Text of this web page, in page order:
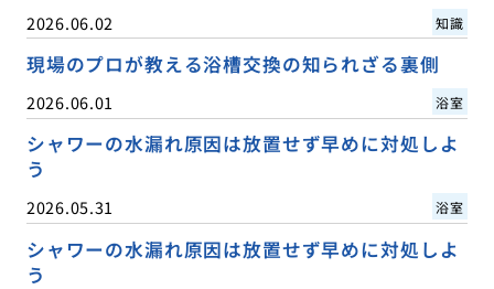
2026.06.02 知識
現場のプロが教える浴槽交換の知られざる裏側
2026.06.01 浴室
シャワーの水漏れ原因は放置せず早めに対処しよ
う
2026.05.31 浴室
シャワーの水漏れ原因は放置せず早めに対処しよ
う